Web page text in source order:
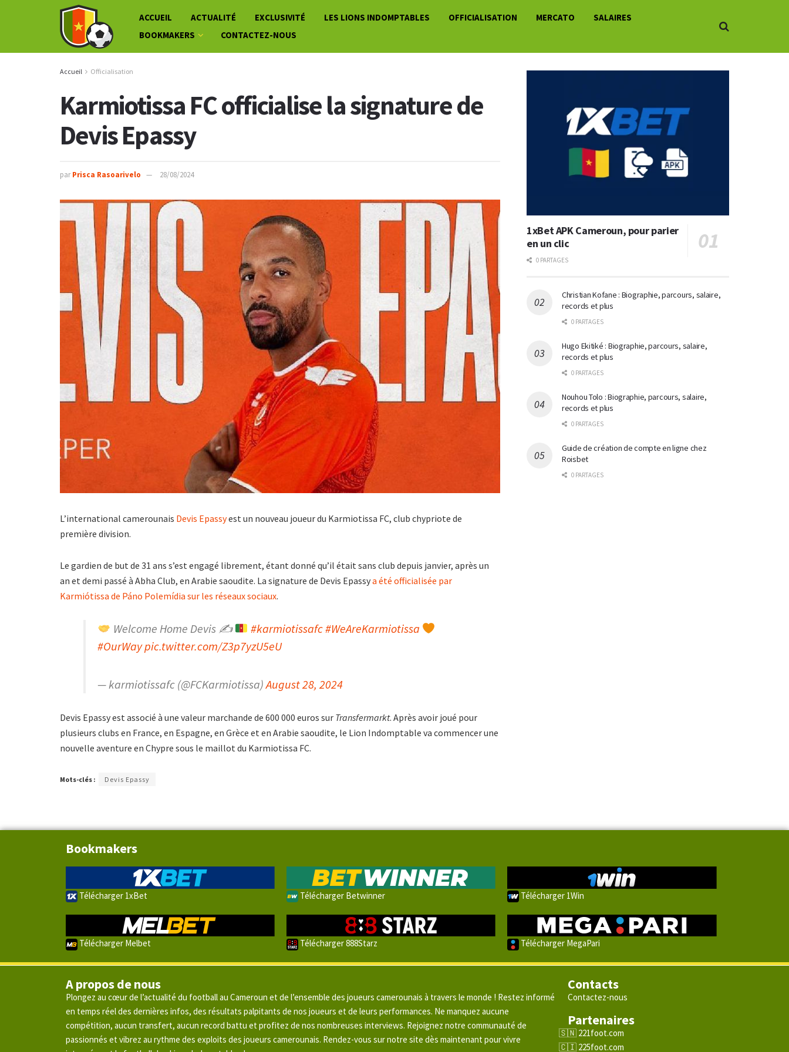
ACCUEIL ACTUALITÉ EXCLUSIVITÉ LES LIONS INDOMPTABLES OFFICIALISATION MERCATO
SALAIRES
BOOKMAKERS
CONTACTEZ-NOUS
Accueil Officialisation
Karmiotissa FC officialise la signature de
Devis Epassy
par Prisca Rasoarivelo 28/08/2024
L’international camerounais Devis Epassyest un nouveau joueur du Karmiotissa FC, club chypriote de
première division.
Le gardien de but de 31 ans s’est engagé librement, étant donné qu’il était sans club depuis janvier, après un
an et demi passé à Abha Club, en Arabie saoudite. La signature de Devis Epassya été officialisée par
Karmiótissa de Páno Polemídia sur les réseaux sociaux.
Welcome Home Devis ✍ #karmiotissafc#WeAreKarmiotissa
#OurWaypic.twitter.com/Z3p7yzU5eU
— karmiotissafc (@FCKarmiotissa)August 28, 2024
Devis Epassy est associé à une valeur marchande de 600 000 euros sur Transfermarkt. Après avoir joué pour
plusieurs clubs en France, en Espagne, en Grèce et en Arabie saoudite, le Lion Indomptable va commencer une
nouvelle aventure en Chypre sous le maillot du Karmiotissa FC.
Mots-clés : Devis Epassy
1xBet APK Cameroun, pour parier
en un clic
0 PARTAGES
Christian Kofane : Biographie, parcours, salaire,
records et plus
0 PARTAGES
Hugo Ekitiké : Biographie, parcours, salaire,
records et plus
0 PARTAGES
Nouhou Tolo : Biographie, parcours, salaire,
records et plus
0 PARTAGES
Guide de création de compte en ligne chez
Roisbet
0 PARTAGES
Bookmakers
Télécharger 1xBet Télécharger Betwinner Télécharger 1Win
Télécharger Melbet Télécharger 888Starz Télécharger MegaPari
A propos de nous
Plongez au cœur de l’actualité du football au Cameroun et de l’ensemble des joueurs camerounais à travers le monde ! Restez informé
en temps réel des dernières infos, des résultats palpitants de nos joueurs et de leurs performances. Ne manquez aucune
compétition, aucun transfert, aucun record battu et profitez de nos nombreuses interviews. Rejoignez notre communauté de
passionnés et vibrez au rythme des exploits des joueurs camerounais. Rendez-vous sur notre site dès maintenant pour vivre
Contacts
Contactez-nous
Partenaires
221foot.com
225foot.com